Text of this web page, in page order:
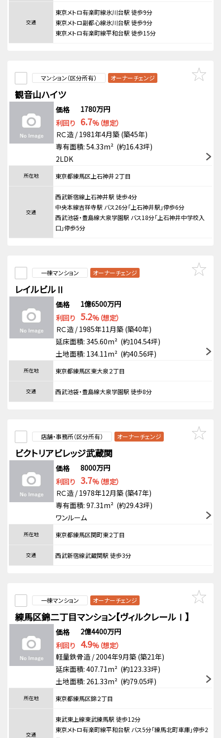
交通
東京メトロ有楽町線氷川台駅 徒歩9分
東京メトロ副都心線氷川台駅 徒歩9分
東京メトロ有楽町線平和台駅 徒歩15分
マンション（区分所有） オーナーチェンジ
観音山ハイツ
価格
1780万円
利回り 6.7%（想定）
ＲＣ造 / 1981年4月築 (築45年)
専有面積: 54.33m² (約16.43坪)
2LDK
所在地 東京都練馬区上石神井２丁目
交通
西武新宿線上石神井駅 徒歩4分
中央本線吉祥寺駅 バス26分「上石神井駅」停歩6分
西武池袋・豊島線大泉学園駅 バス18分「上石神井中学校入
口」停歩5分
一棟マンション オーナーチェンジ
レイルビルⅡ
価格
1億6500万円
利回り 5.2%（想定）
ＲＣ造 / 1985年11月築 (築40年)
延床面積: 345.60m² (約104.54坪)
土地面積: 134.11m² (約40.56坪)
所在地 東京都練馬区東大泉２丁目
交通 西武池袋・豊島線大泉学園駅 徒歩8分
店舗・事務所（区分所有） オーナーチェンジ
ビクトリアビレッジ武蔵関
価格
8000万円
利回り 3.7%（想定）
ＲＣ造 / 1978年12月築 (築47年)
専有面積: 97.31m² (約29.43坪)
ワンルーム
所在地 東京都練馬区関町東２丁目
交通 西武新宿線武蔵関駅 徒歩3分
一棟マンション オーナーチェンジ
練馬区錦二丁目マンション【ヴィルクレールⅠ】
価格
2億4400万円
利回り 4.9%（想定）
軽量鉄骨造 / 2004年9月築 (築21年)
延床面積: 407.71m² (約123.33坪)
土地面積: 261.33m² (約79.05坪)
所在地 東京都練馬区錦２丁目
交通
東武東上線東武練馬駅 徒歩12分
東京メトロ有楽町線平和台駅 バス5分「練馬北町車庫」停歩2